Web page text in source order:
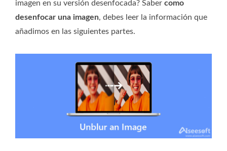
imagen en su versión desenfocada? Saber como
desenfocar una imagen, debes leer la información que
añadimos en las siguientes partes.